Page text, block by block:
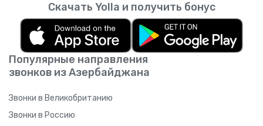
Популярные направления
звонков из Азербайджана
Звонки в Великобританию
Звонки в Россию
Скачать Yolla и получить бонус